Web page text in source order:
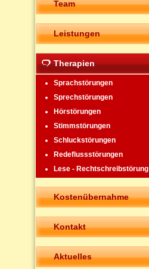
Team
Leistungen
Therapien
Sprachstörungen
Sprechstörungen
Hörstörungen
Stimmstörungen
Schluckstörungen
Redeflussstörungen
Lese - Rechtschreibstörung
Kostenübernahme
Kontakt
Aktuelles